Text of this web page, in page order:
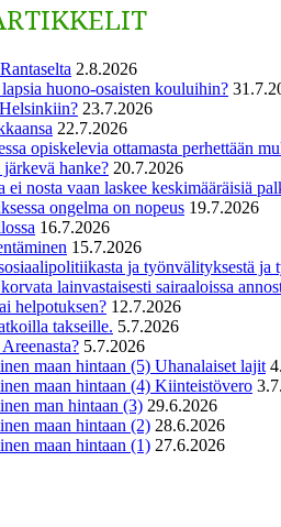
2.8.2026
huono-osaisten kouluihin?
23.7.2026
22.7.2026
opiskelevia ottamasta perhettään
hanke? 20.7.2026
ei nosta vaan laskee keskimääräisiä
ongelma on nopeus 19.7.2026
16.7.2026
15.7.2026
ja työnvälityksestä ja
lainvastaisesti sairaaloissa
helpotuksen? 12.7.2026
takseille. 5.7.2026
5.7.2026
maan hintaan (5) Uhanalaiset lajit
maan hintaan (4) Kiinteistövero
man hintaan (3) 29.6.2026
maan hintaan (2) 28.6.2026
maan hintaan (1) 27.6.2026